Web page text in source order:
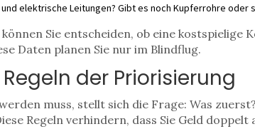
elektrische Leitungen? Gibt es noch Kupferrohre oder
Sie entscheiden, ob eine
Daten planen Sie nur im Blindflug.
der Priorisierung
muss, stellt sich die Frage: Was
Regeln verhindern, dass Sie Geld doppelt